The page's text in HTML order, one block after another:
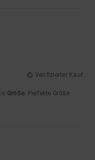
Verifizierter Kauf
/5 Größe: Perfekte Größe